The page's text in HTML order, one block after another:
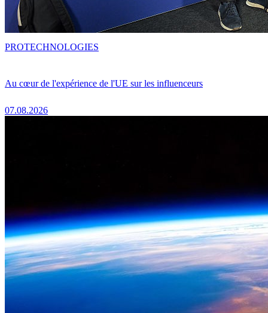
Au cœur de l'expérience de l'UE sur les influenceurs
07.08.2026
PROTECHNOLOGIES